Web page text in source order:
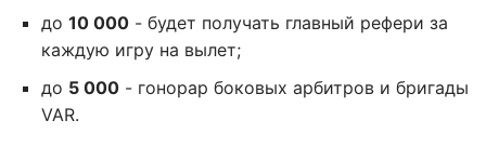
до 10 000 - будет получать главный рефери за
каждую игру на вылет;
до 5 000 - гонорар боковых арбитров и бригады
VAR.